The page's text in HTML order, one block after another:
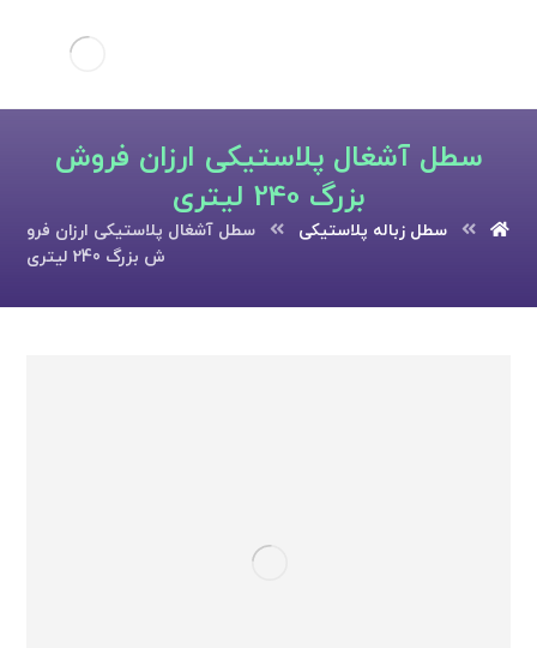
سطل آشغال پلاستیکی ارزان فروش
بزرگ 240 لیتری
سطل زباله پلاستیکی
سطل آشغال پلاستیکی ارزان فرو
ش بزرگ 240 لیتری